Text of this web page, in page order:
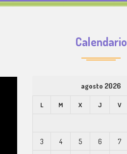
Calendario
agosto 2026
L M X J V
3 4 5 6 7